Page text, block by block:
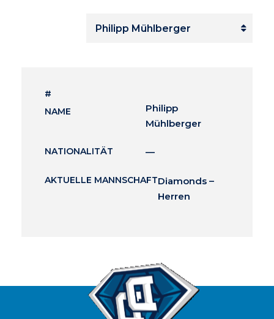
#
NAME
Philipp
Mühlberger
NATIONALITÄT —
AKTUELLE MANNSCHAFTDiamonds –
Herren